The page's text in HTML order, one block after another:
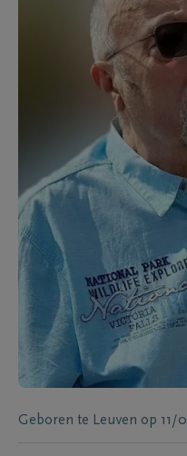
Geboren te Leuven op 11/